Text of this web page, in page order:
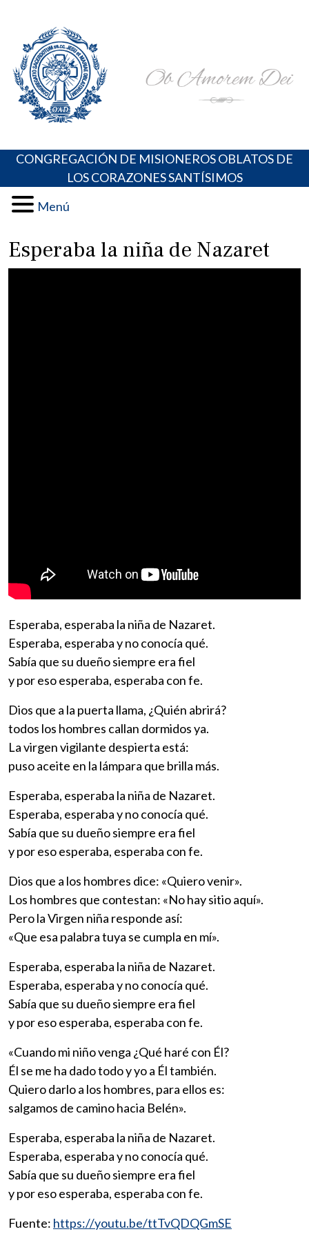
content
Portal de los Padres Oblatos. Advocaciones Marianas,
Oraciones, Música religiosa y más
CONGREGACIÓN DE MISIONEROS OBLATOS DE
LOS CORAZONES SANTÍSIMOS
Menú
Esperaba la niña de Nazaret
Esperaba, esperaba la niña de Nazaret.
Esperaba, esperaba y no conocía qué.
Sabía que su dueño siempre era fiel
y por eso esperaba, esperaba con fe.
Dios que a la puerta llama, ¿Quién abrirá?
todos los hombres callan dormidos ya.
La virgen vigilante despierta está:
puso aceite en la lámpara que brilla más.
Esperaba, esperaba la niña de Nazaret.
Esperaba, esperaba y no conocía qué.
Sabía que su dueño siempre era fiel
y por eso esperaba, esperaba con fe.
Dios que a los hombres dice: «Quiero venir».
Los hombres que contestan: «No hay sitio aquí».
Pero la Virgen niña responde así:
«Que esa palabra tuya se cumpla en mí».
Esperaba, esperaba la niña de Nazaret.
Esperaba, esperaba y no conocía qué.
Sabía que su dueño siempre era fiel
y por eso esperaba, esperaba con fe.
«Cuando mi niño venga ¿Qué haré con Él?
Él se me ha dado todo y yo a Él también.
Quiero darlo a los hombres, para ellos es:
salgamos de camino hacia Belén».
Esperaba, esperaba la niña de Nazaret.
Esperaba, esperaba y no conocía qué.
Sabía que su dueño siempre era fiel
y por eso esperaba, esperaba con fe.
Fuente: https://youtu.be/ttTvQDQGmSE